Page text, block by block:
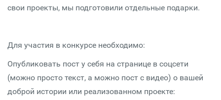
свои проекты, мы подготовили отдельные подарки.
Для участия в конкурсе необходимо:
Опубликовать пост у себя на странице в соцсети
(можно просто текст, а можно пост с видео) о вашей
доброй истории или реализованном проекте: